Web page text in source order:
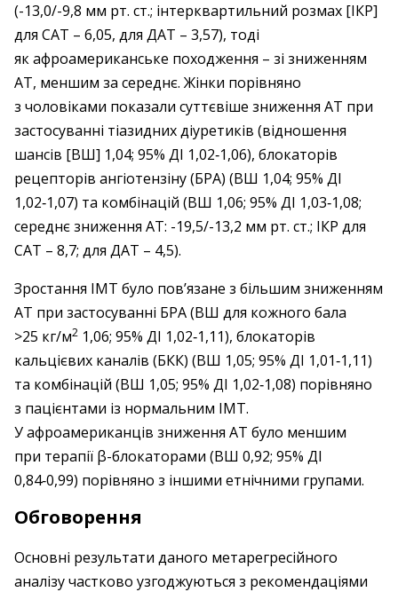
(-13,0/-9,8 мм рт. ст.; інтерквартильний розмах [ІКР]
для САТ – ​6,05, для ДАТ – ​3,57), тоді
як афроамериканське походження – ​зі зниженням
АТ, меншим за середнє. Жінки порівняно
з чоловіками показали суттєвіше зниження АТ при
застосуванні тіазидних діуретиків (відношення
шансів [ВШ] 1,04; 95% ДІ 1,02‑1,06), блокаторів
рецепторів ангіотензіну (БРА) (ВШ 1,04; 95% ДІ
1,02‑1,07) та комбінацій (ВШ 1,06; 95% ДІ 1,03‑1,08;
середнє зниження АТ: -19,5/-13,2 мм рт. ст.; ІКР для
САТ – ​8,7; для ДАТ – ​4,5).
Зростання ІМТ було пов’язане з більшим зниженням
АТ при застосуванні БРА (ВШ для кожного бала
>25 кг/м2 1,06; 95% ДІ 1,02‑1,11), блокаторів
кальцієвих каналів (БКК) (ВШ 1,05; 95% ДІ 1,01‑1,11)
та комбінацій (ВШ 1,05; 95% ДІ 1,02‑1,08) порівняно
з пацієнтами із нормальним ІМТ.
У афроамериканців зниження АТ було меншим
при терапії β-блокаторами (ВШ 0,92; 95% ДІ
0,84‑0,99) порівняно з іншими етнічними групами.
Обговорення
Основні результати даного метарегресійного
аналізу частково узгоджуються з рекомендаціями